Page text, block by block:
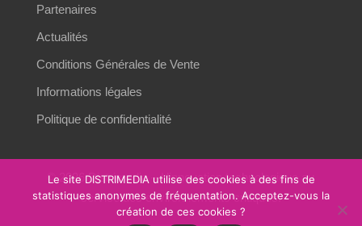
Partenaires
Actualités
Conditions Générales de Vente
Informations légales
Politique de confidentialité
© 2026 Distrimedia – L’innovation technologique au
service des environnements critiques.
Le site DISTRIMEDIA utilise des cookies à des fins de
statistiques anonymes de fréquentation. Acceptez-vous la
création de ces cookies ?